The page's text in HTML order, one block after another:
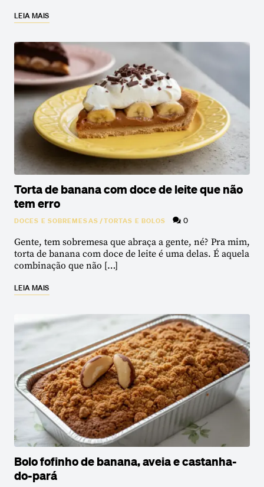
LEIA MAIS
Torta de banana com doce de leite que não
tem erro
DOCES E SOBREMESAS/TORTAS E BOLOS 0
Gente, tem sobremesa que abraça a gente, né? Pra mim,
torta de banana com doce de leite é uma delas. É aquela
combinação que não […]
LEIA MAIS
Bolo fofinho de banana, aveia e castanha-
do-pará